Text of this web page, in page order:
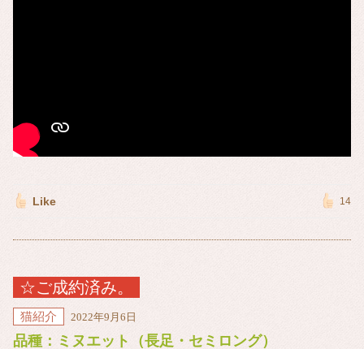
Like 14
☆ご成約済み。
猫紹介 2022年9月6日
品種：ミヌエット（長足・セミロング）